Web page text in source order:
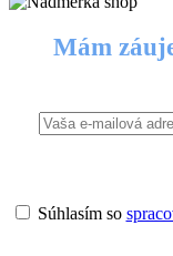
Mám
Súhlasím so